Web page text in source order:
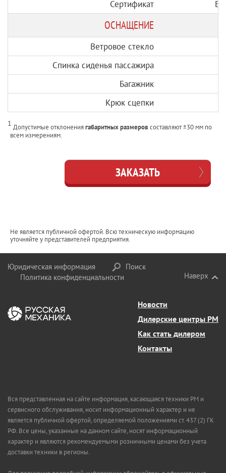
Сертификат
ОСНАЩЕНИЕ
Ветровое стекло
Спинка сиденья пассажира
Багажник
Крюк сцепки
1 Допустимые отклонениягабаритных размеров составляют ±30 мм по
всем измерениям.
ЗАКАЗАТЬ
Не является публичной офертой. Всю техническую информацию
уточняйте у представителей предприятия.
Юридическая информация
Поиск
Политика конфиденциальности
Наверх
Новости
Дилерские центры РМ
Как стать дилером
Контакты
Вся представленная на сайте информация, касающаяся техники РМ и
сервисного обслуживания, носит информационный характер и не
является публичной офертой, определяемой положениями ст. 437 (2) ГК
РФ. Все цены, указанные на данном сайте, носят информационный
характер и являются рекомендуемыми розничными ценами без учета
доставки техники в регионы.